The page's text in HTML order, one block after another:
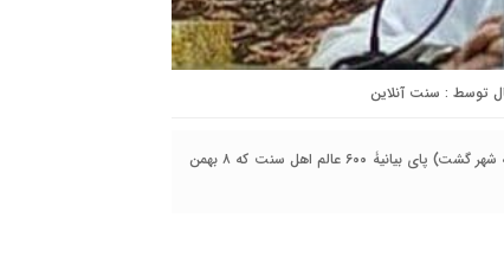
توسط : سنت آنلاین
سنت‌آنلاین| امضای مولانا سید عبدالکریم حسین‌پور (مدیریت محترم عین العلوم و امام جمعۀ شهر گشت) پای بیانیۀ ۶۰۰ عالم اهل سنت که ۸ بهمن